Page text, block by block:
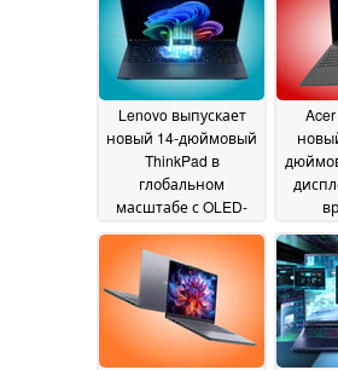
2026
Lenovo выпускает
новый 14-дюймовый
ThinkPad в
глобальном
масштабе с OLED-
VRR и Intel Panther
Lake04 June 2026
более